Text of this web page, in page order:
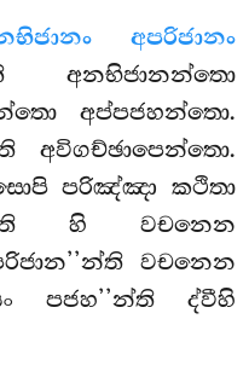
අපරිජානං
අනභිජානන්තො
අප්පජහන්තො.
අවිගච්ඡාපෙන්තො.
පරිඤ්ඤා කථිතා
හි වචනෙන
වචනෙන
පජහ’’න්ති ද්වීහි